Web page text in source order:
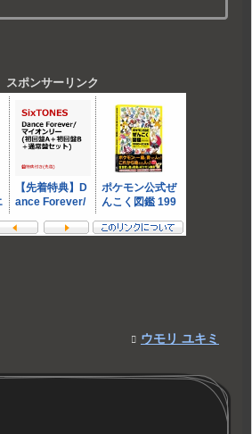
スポンサーリンク
ウモリ ユキミ